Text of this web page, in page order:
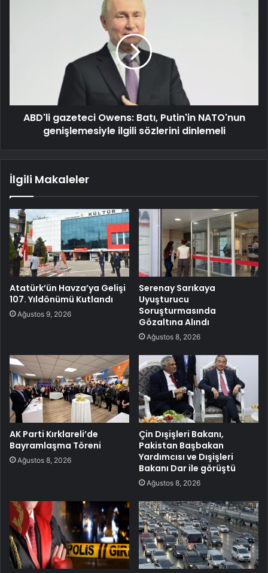
ABD'li gazeteci Owens: Batı, Putin'in NATO'nun
genişlemesiyle ilgili sözlerini dinlemeli
İlgili Makaleler
Atatürk’ün Havza’ya Gelişi
107. Yıldönümü Kutlandı
Ağustos 9, 2026
Serenay Sarıkaya
Uyuşturucu
Soruşturmasında
Gözaltına Alındı
Ağustos 8, 2026
AK Parti Kırklareli’de
Bayramlaşma Töreni
Ağustos 8, 2026
Çin Dışişleri Bakanı,
Pakistan Başbakan
Yardımcısı ve Dışişleri
Bakanı Dar ile görüştü
Ağustos 8, 2026